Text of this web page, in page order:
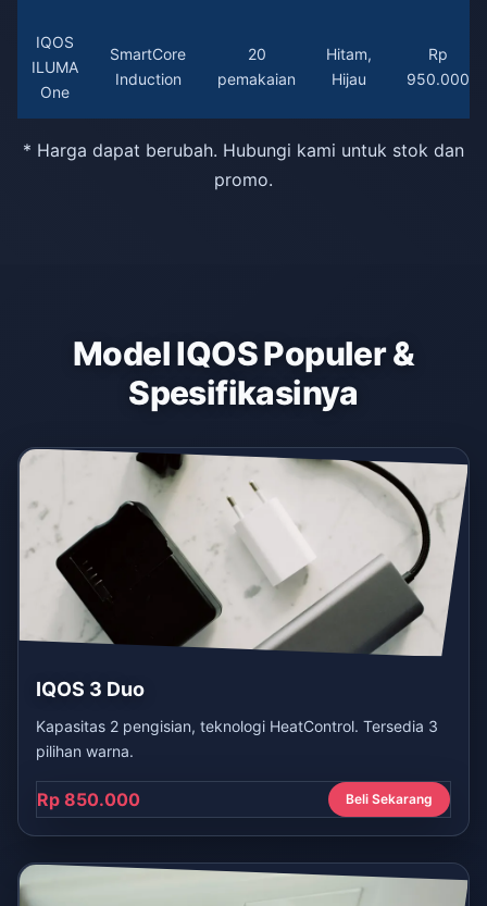
IQOS
ILUMA
One
SmartCore
Induction
20
pemakaian
Hitam,
Hijau
Rp
950.000
* Harga dapat berubah. Hubungi kami untuk stok dan
promo.
Model IQOS Populer &
Spesifikasinya
IQOS 3 Duo
Kapasitas 2 pengisian, teknologi HeatControl. Tersedia 3
pilihan warna.
Rp 850.000 Beli Sekarang